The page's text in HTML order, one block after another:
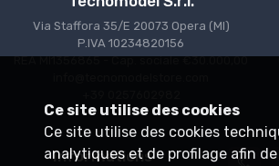
Via Staffora 35/E 20073 Opera (MI)
P.IVA 10234820156
REA MI1356865 - Cap. sociale €30.000,00
Informations
Ce site utilise des cookies
Ce site utilise des cookies
analytiques et de profilage afin